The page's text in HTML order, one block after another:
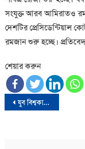
সংযুক্ত আরব আমিরাতও
দেশটির প্রেসিডেন্টিয়াল
রমজান শুরু হচ্ছে।
শেয়ার করুন
Post
যুব বিশ্বকাপ থেকে বাংলাদেশের বিদায়